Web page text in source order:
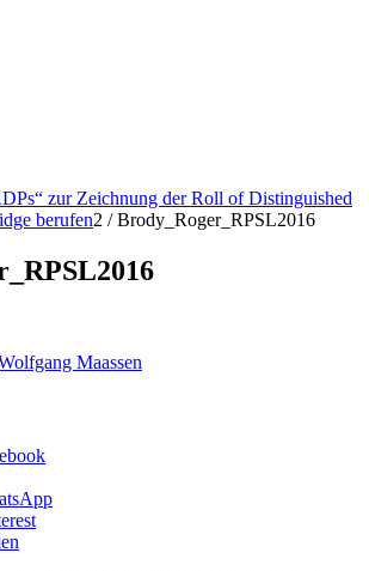
zur Zeichnung der Roll of Distinguished
berufen2 / Brody_Roger_RPSL2016
Maassen